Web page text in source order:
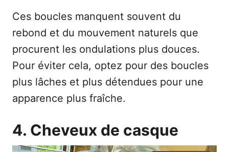
Ces boucles manquent souvent du
rebond et du mouvement naturels que
procurent les ondulations plus douces.
Pour éviter cela, optez pour des boucles
plus lâches et plus détendues pour une
apparence plus fraîche.
4. Cheveux de casque